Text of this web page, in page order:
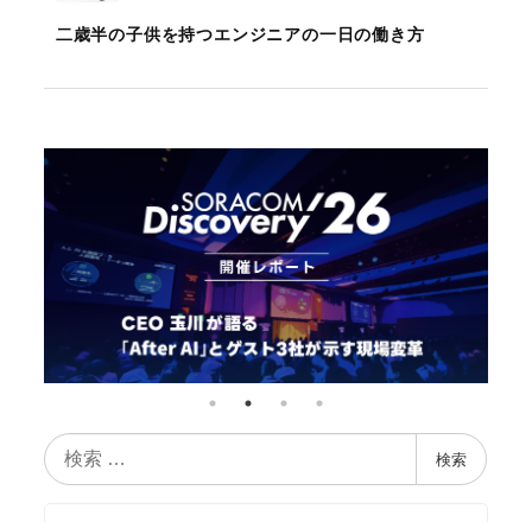
二歳半の子供を持つエンジニアの一日の働き方
検
索
検索